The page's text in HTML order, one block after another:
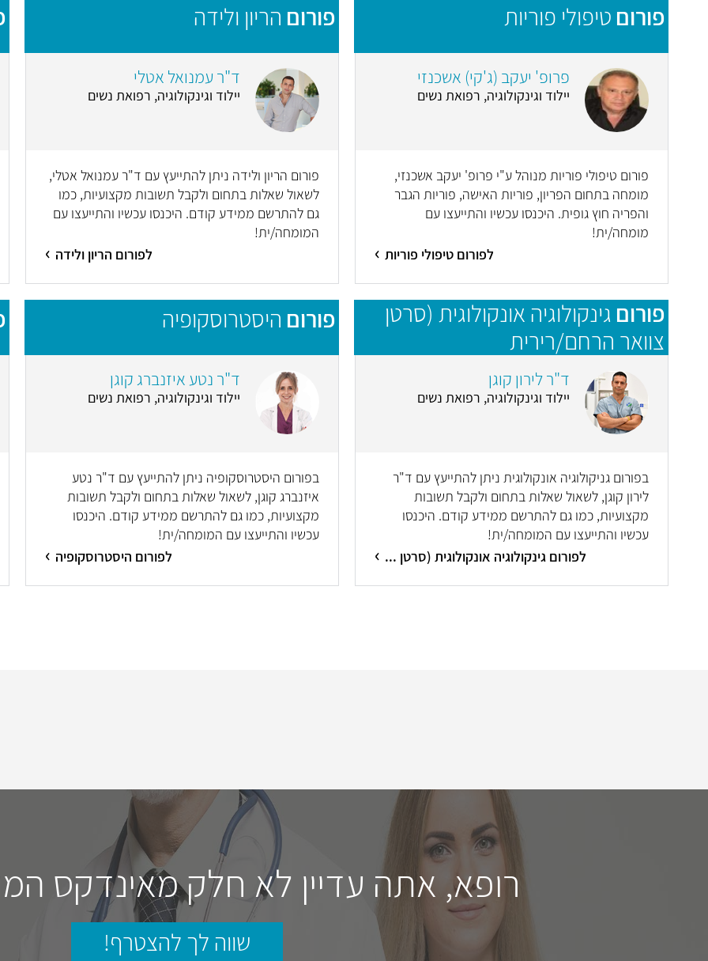
פורום טיפולי פוריות
פרופ' יעקב (ג'קי) אשכנזי
יילוד וגינקולוגיה, רפואת נשים
פורום טיפולי פוריות מנוהל ע"י פרופ' יעקב אשכנזי,
מומחה בתחום הפריון, פוריות האישה, פוריות הגבר
והפריה חוץ גופית. היכנסו עכשיו והתייעצו עם
מומחה/ית!
לפורום טיפולי פוריות
פורום הריון ולידה
ד"ר עמנואל אטלי
יילוד וגינקולוגיה, רפואת נשים
פורום הריון ולידה ניתן להתייעץ עם ד"ר עמנואל אטלי,
לשאול שאלות בתחום ולקבל תשובות מקצועיות, כמו
גם להתרשם ממידע קודם. היכנסו עכשיו והתייעצו עם
המומחה/ית!
לפורום הריון ולידה
פורום גינקולוגיה אונקולוגית (סרטן
צוואר הרחם/רירית
הרחם/שחלות/סרטן העריה)
ד"ר לירון קוגן
יילוד וגינקולוגיה, רפואת נשים
בפורום גניקולוגיה אונקולוגית ניתן להתייעץ עם ד"ר
לירון קוגן, לשאול שאלות בתחום ולקבל תשובות
מקצועיות, כמו גם להתרשם ממידע קודם. היכנסו
עכשיו והתייעצו עם המומחה/ית!
לפורום גינקולוגיה אונקולוגית (סרטן ...
פורום היסטרוסקופיה
ד"ר נטע איזנברג קוגן
יילוד וגינקולוגיה, רפואת נשים
בפורום היסטרוסקופיה ניתן להתייעץ עם ד"ר נטע
איזנברג קוגן, לשאול שאלות בתחום ולקבל תשובות
מקצועיות, כמו גם להתרשם ממידע קודם. היכנסו
עכשיו והתייעצו עם המומחה/ית!
לפורום היסטרוסקופיה
רופא, אתה עדיין לא חלק מאינדקס
שווה לך להצטרף!